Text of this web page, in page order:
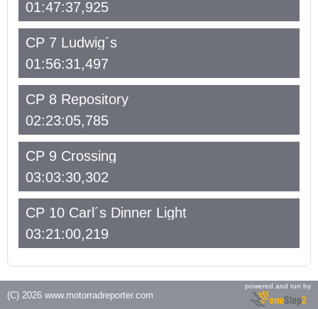
01:47:37,925
CP 7 Ludwig´s
01:56:31,497
CP 8 Repository
02:23:05,785
CP 9 Crossing
03:03:30,302
CP 10 Carl´s Dinner Light
03:21:00,219
powered and run by
(C) 2026 www.motorradreporter.com